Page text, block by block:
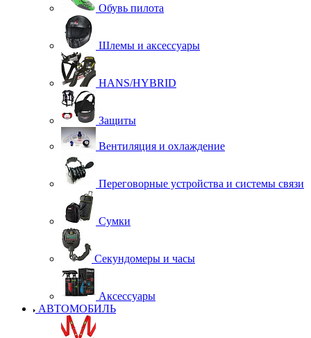
Обувь пилота
Шлемы и аксессуары
HANS/HYBRID
Защиты
Вентиляция и охлаждение
Переговорные устройства и системы связи
Сумки
Секундомеры и часы
Аксессуары
АВТОМОБИЛЬ